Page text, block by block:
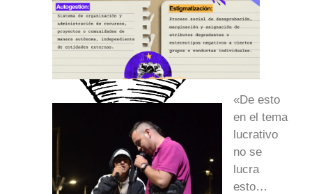
«De esto
en el tema
lucrativo
no se
lucra
esto…